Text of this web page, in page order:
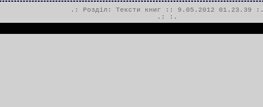
.: Розділ: Тексти книг :: 9.05.2012 01.23.39 :.
.:
:.